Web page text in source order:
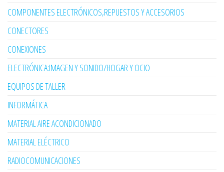
COMPONENTES ELECTRÓNICOS,REPUESTOS Y ACCESORIOS
CONECTORES
CONEXIONES
ELECTRÓNICA:IMAGEN Y SONIDO/HOGAR Y OCIO
EQUIPOS DE TALLER
INFORMÁTICA
MATERIAL AIRE ACONDICIONADO
MATERIAL ELÉCTRICO
RADIOCOMUNICACIONES